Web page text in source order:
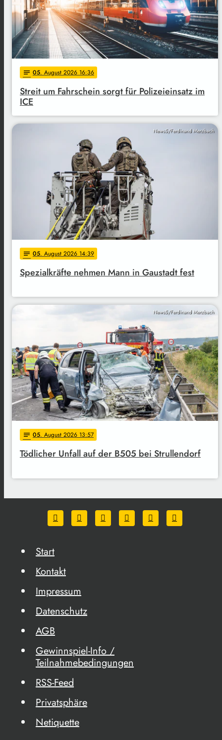
notes 05. August 2026 16:36
Streit um Fahrschein sorgt für Polizeieinsatz im
ICE
News5/Ferdinand Merzbach
notes 05. August 2026 14:39
Spezialkräfte nehmen Mann in Gaustadt fest
News5/Ferdinand Merzbach
notes 05. August 2026 13:57
Tödlicher Unfall auf der B505 bei Strullendorf
Start
Kontakt
Impressum
Datenschutz
AGB
Gewinnspiel-Info /
Teilnahmebedingungen
RSS-Feed
Privatsphäre
Netiquette